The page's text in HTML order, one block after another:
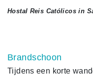
Hostal Reis Católicos in
Brandschoon
Tijdens een korte